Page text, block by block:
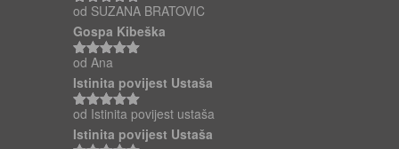
Ocjenjeno5
od 5
od SUZANA BRATOVIC
Gospa Kibeška
Ocjenjeno
od 5
od Ana
Istinita povijest Ustaša
Ocjenjeno 5
od 5
od Istinita povijest ustaša
Istinita povijest Ustaša